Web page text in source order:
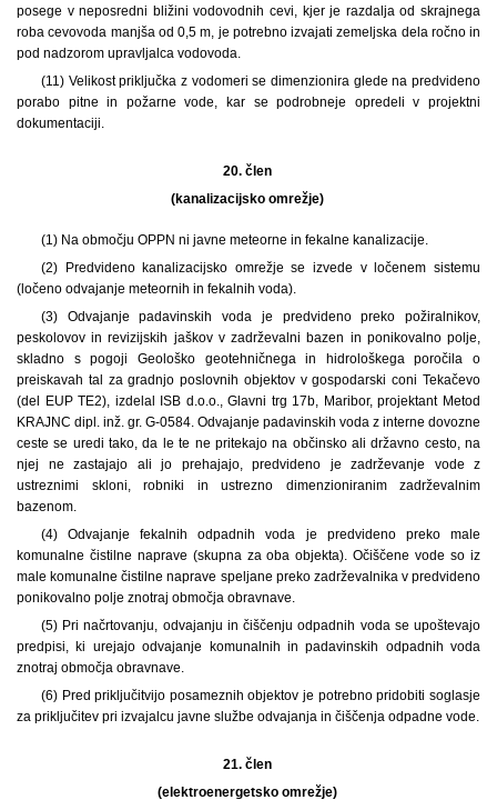
posege v neposredni bližini vodovodnih cevi, kjer je razdalja od skrajnega
roba cevovoda manjša od 0,5 m, je potrebno izvajati zemeljska dela ročno in
pod nadzorom upravljalca vodovoda.
(11) Velikost priključka z vodomeri se dimenzionira glede na predvideno
porabo pitne in požarne vode, kar se podrobneje opredeli v projektni
dokumentaciji.
20. člen
(kanalizacijsko omrežje)
(1) Na območju OPPN ni javne meteorne in fekalne kanalizacije.
(2) Predvideno kanalizacijsko omrežje se izvede v ločenem sistemu
(ločeno odvajanje meteornih in fekalnih voda).
(3) Odvajanje padavinskih voda je predvideno preko požiralnikov,
peskolovov in revizijskih jaškov v zadrževalni bazen in ponikovalno polje,
skladno s pogoji Geološko geotehničnega in hidrološkega poročila o
preiskavah tal za gradnjo poslovnih objektov v gospodarski coni Tekačevo
(del EUP TE2), izdelal ISB d.o.o., Glavni trg 17b, Maribor, projektant Metod
KRAJNC dipl. inž. gr. G-0584. Odvajanje padavinskih voda z interne dovozne
ceste se uredi tako, da le te ne pritekajo na občinsko ali državno cesto, na
njej ne zastajajo ali jo prehajajo, predvideno je zadrževanje vode z
ustreznimi skloni, robniki in ustrezno dimenzioniranim zadrževalnim
bazenom.
(4) Odvajanje fekalnih odpadnih voda je predvideno preko male
komunalne čistilne naprave (skupna za oba objekta). Očiščene vode so iz
male komunalne čistilne naprave speljane preko zadrževalnika v predvideno
ponikovalno polje znotraj območja obravnave.
(5) Pri načrtovanju, odvajanju in čiščenju odpadnih voda se upoštevajo
predpisi, ki urejajo odvajanje komunalnih in padavinskih odpadnih voda
znotraj območja obravnave.
(6) Pred priključitvijo posameznih objektov je potrebno pridobiti soglasje
za priključitev pri izvajalcu javne službe odvajanja in čiščenja odpadne vode.
21. člen
(elektroenergetsko omrežje)